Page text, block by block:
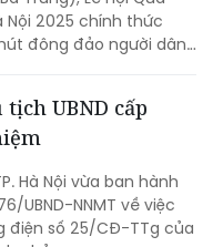
trong và ngoài
tịch UBND cấp
Hà Nội vừa ban hành
UBND-NNMT về việc
điện số 25/CĐ-TTg của
phủ.